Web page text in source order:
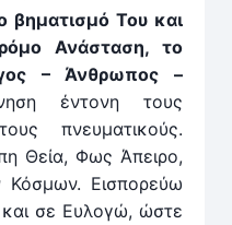
βηματισμό Του και
Ανάσταση, το
– Άνθρωπος –
έν­τονη τους
πνευματικούς.
Θεία, Φως Άπειρο,
Κόσμων. Εισπορεύω
σε Ευλογώ, ώστε